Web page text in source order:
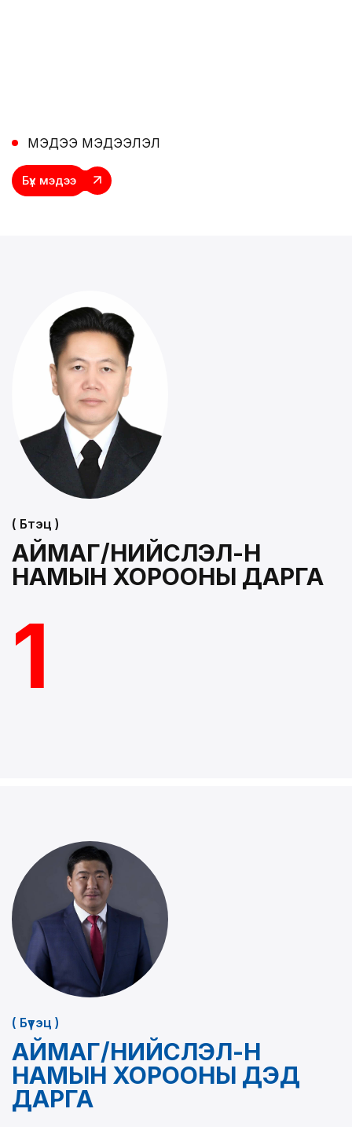
МЭДЭЭ МЭДЭЭЛЭЛ
Бүх мэдээ
( Бүтэц )
АЙМАГ/НИЙСЛЭЛ-Н
НАМЫН ХОРООНЫ ДАРГА
1
( Бүтэц )
АЙМАГ/НИЙСЛЭЛ-Н
НАМЫН ХОРООНЫ ДЭД
ДАРГА